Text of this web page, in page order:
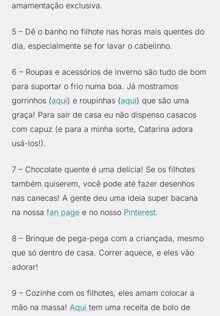
amamentação exclusiva.
5 – Dê o banho no filhote nas horas mais quentes do
dia, especialmente se for lavar o cabelinho.
6 – Roupas e acessórios de inverno são tudo de bom
para suportar o frio numa boa. Já mostramos
gorrinhos (aqui) e roupinhas (aqui) que são uma
graça! Para sair de casa eu não dispenso casacos
com capuz (e para a minha sorte, Catarina adora
usá-los!).
7 – Chocolate quente é uma delícia! Se os filhotes
também quiserem, você pode até fazer desenhos
nas canecas! A gente deu uma ideia super bacana
na nossa fan page e no nosso Pinterest.
8 – Brinque de pega-pega com a criançada, mesmo
que só dentro de casa. Correr aquece, e eles vão
adorar!
9 – Cozinhe com os filhotes, eles amam colocar a
mão na massa! Aqui tem uma receita de bolo de